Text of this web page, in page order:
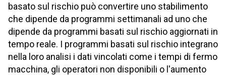
basato sul rischio può convertire uno stabilimento
che dipende da programmi settimanali ad uno che
dipende da programmi basati sul rischio aggiornati in
tempo reale. I programmi basati sul rischio integrano
nella loro analisi i dati vincolati come i tempi di fermo
macchina, gli operatori non disponibili o l'aumento